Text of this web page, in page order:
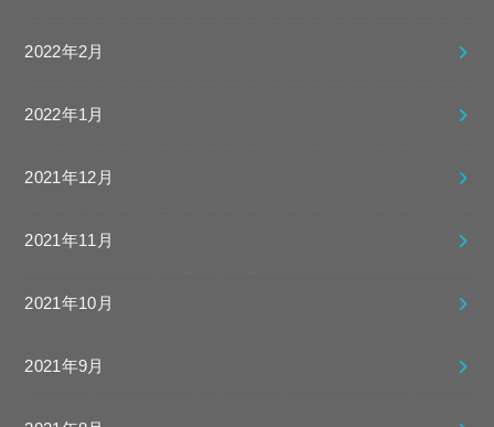
2022年2月
2022年1月
2021年12月
2021年11月
2021年10月
2021年9月